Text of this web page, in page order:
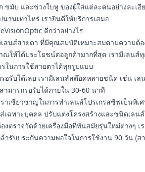
มับ และช่วงใบหู ของผู้ใส่แต่ละคนอย่างละเ
นานเท่าไหร่ เรายินดีให้บริการเสมอ
ดีกว่าอย่างไร
เลนส์สายตา ที่มีคุณสมบัติเหมาะสมตามความต้
ณให้ได้ประโยชน์ต่อลูกค้ามากที่สุด เรามีเลนส์
ในการใช้สายตาได้ทุกรูปแบบ
รอรับได้เลย เรามีเลนส์สต๊อคหลายชนิด เช่น เ
ามารถรอรับได้ภายใน 30-60 นาที
าเชี่ยวชาญในการทำเลนส์โปรเกรสซีฟเป็นพิเ
ฉพาะบุคคล ปรับแต่งโครงสร้างและชนิดเลน
งตรวจวัดด้วยเครื่องมือที่ทันสมัยรุ่นใหม่ต่างๆ
ล้ารับประกันความพอใจในการใช้งาน 90 วัน (